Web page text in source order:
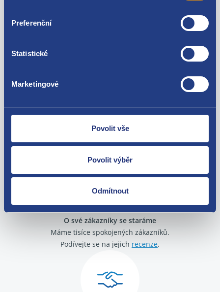
Preferenční
Statistické
Marketingové
Povolit vše
Povolit výběr
Odmítnout
Nejste spokojeni? Vyřešíme to!
Zboží můžete vrátit do 60 dnů od
zakoupení. Nebo vám pošleme náhradu.
O své zákazníky se staráme
Máme tisíce spokojených zákazníků.
Podívejte se na jejich recenze.